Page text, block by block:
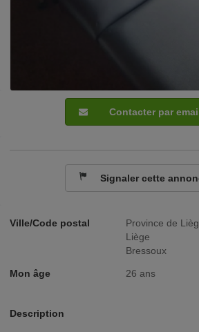
Ville/Code postal
Province de
Liège
Bressoux
Mon âge 26 ans
Description
Contacter par
Signaler cette